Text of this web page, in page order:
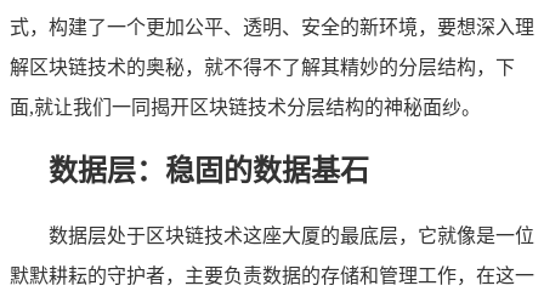
式，构建了一个更加公平、透明、安全的新环境，要想深入理
解区块链技术的奥秘，就不得不了解其精妙的分层结构，下
面,就让我们一同揭开区块链技术分层结构的神秘面纱。
数据层：稳固的数据基石
数据层处于区块链技术这座大厦的最底层，它就像是一位
默默耕耘的守护者，主要负责数据的存储和管理工作，在这一